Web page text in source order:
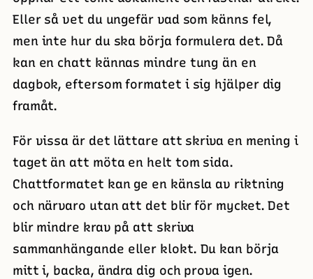
Eller så vet du ungefär vad som känns fel,
men inte hur du ska börja formulera det. Då
kan en chatt kännas mindre tung än en
dagbok, eftersom formatet i sig hjälper dig
framåt.
För vissa är det lättare att skriva en mening i
taget än att möta en helt tom sida.
Chattformatet kan ge en känsla av riktning
och närvaro utan att det blir för mycket. Det
blir mindre krav på att skriva
sammanhängande eller klokt. Du kan börja
mitt i, backa, ändra dig och prova igen.